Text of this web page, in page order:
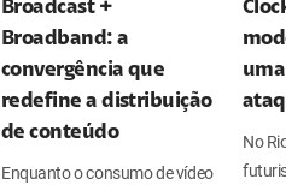
Broadcast +
Broadband: a
convergência que
redefine a distribuição
de conteúdo
Enquanto o consumo de vídeo
No